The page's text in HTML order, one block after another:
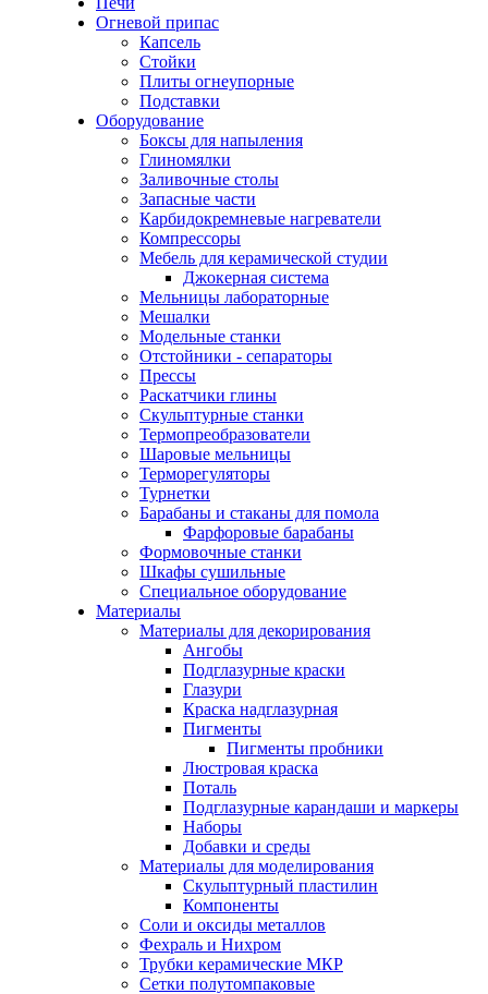
Огневой припас
Капсель
Стойки
Плиты огнеупорные
Подставки
Оборудование
Боксы для напыления
Глиномялки
Заливочные столы
Запасные части
Карбидокремневые нагреватели
Компрессоры
Мебель для керамической студии
Джокерная система
Мельницы лабораторные
Мешалки
Модельные станки
Отстойники - сепараторы
Прессы
Раскатчики глины
Скульптурные станки
Термопреобразователи
Шаровые мельницы
Терморегуляторы
Турнетки
Барабаны и стаканы для помола
Фарфоровые барабаны
Формовочные станки
Шкафы сушильные
Специальное оборудование
Материалы
Материалы для декорирования
Ангобы
Подглазурные краски
Глазури
Краска надглазурная
Пигменты
Пигменты пробники
Люстровая краска
Поталь
Подглазурные карандаши и маркеры
Наборы
Добавки и среды
Материалы для моделирования
Скульптурный пластилин
Компоненты
Соли и оксиды металлов
Фехраль и Нихром
Трубки керамические МКР
Сетки полутомпаковые